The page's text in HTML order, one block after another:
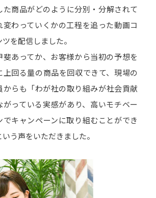
た商品がどのように分別・分解されて
変わっていくかの工程を追った動画コ
を配信しました。
斐あってか、お客様から当初の予想を
上回る量の商品を回収できて、現場の
からも「わが社の取り組みが社会貢献
がっている実感があり、高いモチベー
でキャンペーンに取り組むことができ
う声をいただきました。